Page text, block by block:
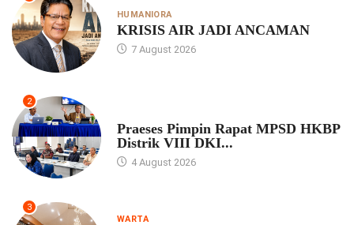
HUMANIORA
KRISIS AIR JADI ANCAMAN
7 August 2026
2
Praeses Pimpin Rapat MPSD HKBP
Distrik VIII DKI...
4 August 2026
3
WARTA